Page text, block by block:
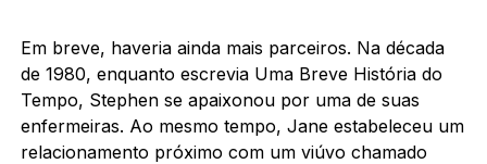
Em breve, haveria ainda mais parceiros. Na década
de 1980, enquanto escrevia Uma Breve História do
Tempo, Stephen se apaixonou por uma de suas
enfermeiras. Ao mesmo tempo, Jane estabeleceu um
relacionamento próximo com um viúvo chamado